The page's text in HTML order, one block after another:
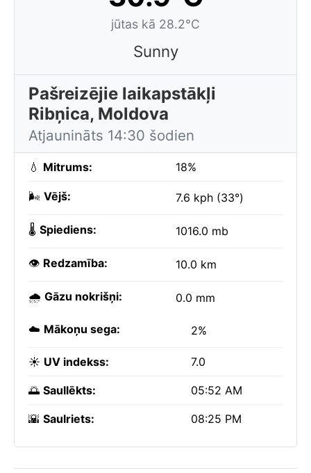
jūtas kā 28.2°C
Sunny
Pašreizējie laikapstākļi
Ribņica, Moldova
Atjaunināts 14:30 šodien
💧 Mitrums: 18%
🌬️ Vējš: 7.6 kph (33°)
🌡️ Spiediens: 1016.0 mb
👁️ Redzamība: 10.0 km
🌧️ Gāzu nokrišņi: 0.0 mm
☁️ Mākoņu sega: 2%
☀️ UV indekss: 7.0
🌅 Saullēkts: 05:52 AM
🌇 Saulriets: 08:25 PM